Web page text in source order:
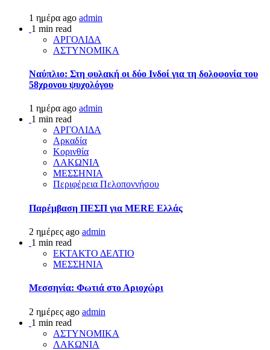
1 ημέρα ago admin
1 min read
ΑΡΓΟΛΙΔΑ
ΑΣΤΥΝΟΜΙΚΑ
Ναύπλιο: Στη φυλακή οι δύο Ινδοί για τη δολοφονία του
58χρονου ψυχολόγου
1 ημέρα ago admin
1 min read
ΑΡΓΟΛΙΔΑ
Αρκαδία
Κορινθία
ΛΑΚΩΝΙΑ
ΜΕΣΣΗΝΙΑ
Περιφέρεια Πελοποννήσου
Παρέμβαση ΠΕΣΠ για MERE Ελλάς
2 ημέρες ago admin
1 min read
ΕΚΤΑΚΤΟ ΔΕΛΤΙΟ
ΜΕΣΣΗΝΙΑ
Μεσσηνία: Φωτιά στο Αριοχώρι
2 ημέρες ago admin
1 min read
ΑΣΤΥΝΟΜΙΚΑ
ΛΑΚΩΝΙΑ